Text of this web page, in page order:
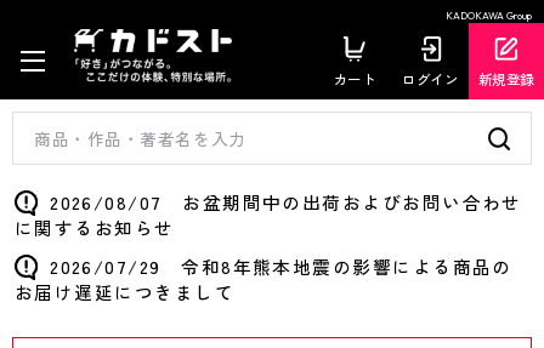
KADOKAWA Group
カート ログイン 新規登録
2026/08/07 お盆期間中の出荷およびお問い合わせ
に関するお知らせ
2026/07/29 令和8年熊本地震の影響による商品の
お届け遅延につきまして